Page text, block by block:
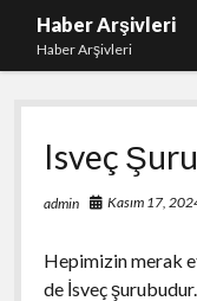
Haber Arşivleri
Haber Arşivleri
Liste
Sayfa Listesi
Ücretsiz Tiktok
Isveç
admin Kasım 17,
Hepimizin merak
de İsveç